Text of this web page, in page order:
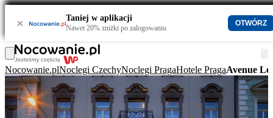
× Taniej w aplikacji
Nawet 20% zniżki po zalogowaniu
OTWÓRZ
Nocowanie.plNoclegi CzechyNoclegi PragaHotele PragaAvenue